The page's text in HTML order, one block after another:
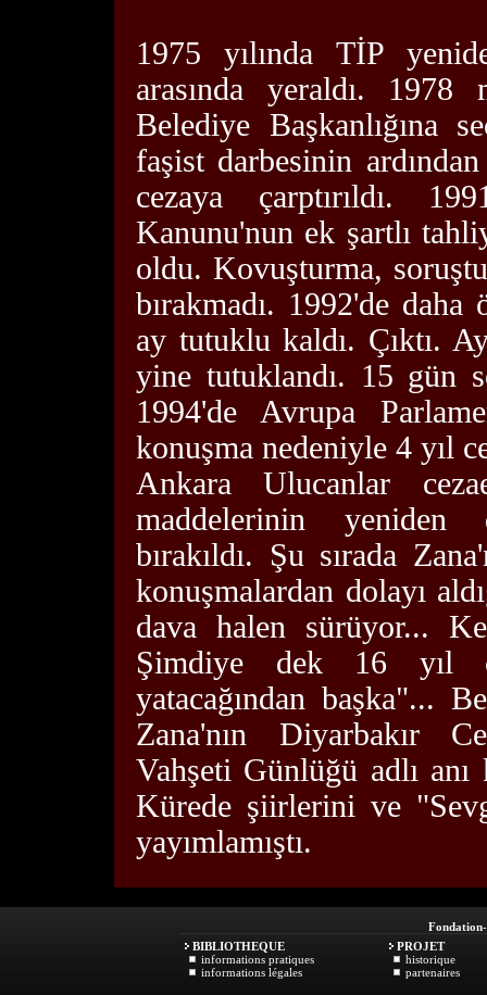
1975 yılında TİP
arasında yeraldı. 1978
Belediye Başkanlığına
faşist darbesinin
cezaya çarptırıldı.
Kanunu'nun ek şartlı
oldu. Kovuşturma,
bırakmadı. 1992'de
ay tutuklu kaldı. Çıktı.
yine tutuklandı. 15 gün
1994'de Avrupa
konuşma nedeniyle 4 yıl
Ankara Ulucanlar
maddelerinin yeniden
bırakıldı. Şu sırada
konuşmalardan dolayı
dava halen sürüyor...
Şimdiye dek 16 yıl
yatacağından başka"...
Zana'nın Diyarbakır
Vahşeti Günlüğü adlı
Kürede şiirlerini ve
yayımlamıştı.
Fondation
BIBLIOTHEQUE
informations pratiques
informations légales
PROJET
historique
partenaires